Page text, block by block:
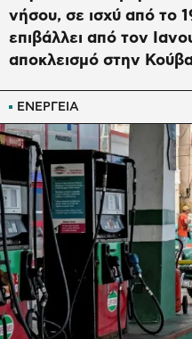
ΕΝΕΡΓΕΙΑ
νήσου, σε ισχύ από το
επιβάλλει από τον
αποκλεισμό στην